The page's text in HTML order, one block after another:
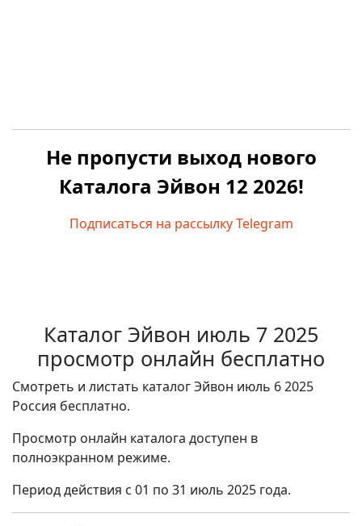
Не пропусти выход нового
Каталога Эйвон 12 2026!
Подписаться на рассылку Telegram
Каталог Эйвон июль 7 2025
просмотр онлайн бесплатно
Смотреть и листать каталог Эйвон июль 6 2025
Россия бесплатно.
Просмотр онлайн каталога доступен в
полноэкранном режиме.
Период действия с 01 по 31 июль 2025 года.